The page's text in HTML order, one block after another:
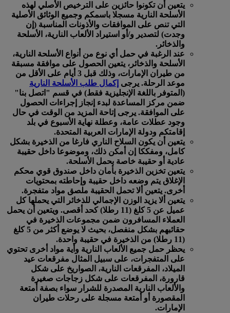
يتعين أن تكونوا حائزين على الترخيص الأصلي لهذه
الأسلحة النارية مسجلا باسمكم وجميع الوثائق الأصلية
التي تنص على الموافقات والأذونات المناسبة (إن
وجدت) لتصدير و/أو استيراد الألعاب النارية، الأسلحة
والذخائر.
عند الرغبة في حمل أي نوع من أنواع الأسلحة النارية،
الأسلحة والذخائر، يتعين الحصول على موافقة مسبقة
من طيران الإمارات، وذلك قبل 3 أيام على الأقل من
موعد الرحلة. يرجى إكمال طلب الأسلحة النارية
(المتوفر باللغة الإنجليزية فقط) في قسم "اتصل بنا"
ضمن مركز المساعدة لبدء إنجاز إجراءات الحصول
على الموافقة. يرجى إتاحة المزيد من الوقت في حال
وجود عطلات عامة، وعطلة نهاية الأسبوع في بلد
إقامتكم ودولة الإمارات العربية المتحدة.
يتعين أن يكون السلاح الناري فارغا من الذخيرة بشكل
كامل، ومفككا إن أمكن ذلك، وموضوعا داخل حقيبة
عادية أو حقيبة خاصة بحمل الأسلحة.
يتعين تخزين الذخيرة بأمان داخل صندوق قوي محكم
الإغلاق يتم وضعه داخل حقيبة وإحاطته بمحتويات
أخرى. يتعين ألا تحمل الحقيبة ملصق مواد متفجرة.
يتعين ألا يزيد الوزن الإجمالي للذخائر التي يحملها كل
عميل عن 5 كلغ (11 رطلا) كحد أقصى. ويتعين أن يحمل
العملاء المسافرون ضمن مجموعات الذخيرة في
حقائبهم بشكل منفصل، بحيث لا يوضع أكثر من 5 كلغ
(11 رطلا) من الذخيرة في حقيبة واحدة.
يحظر حمل جميع الألعاب النارية وأية مواد أخرى تحتوي
على المتفجرات، على سبيل المثال مفرقعات عيد
الميلاد، المفرقعات النارية، الصواريخ على شكل
قارورة، المفرقعات على شكل زجاجات صغيرة
والألعاب النارية المصدرة للشرار سواء بصفة أمتعة
المقصورة أو أمتعة مسجلة على رحلات طيران
الإمارات.